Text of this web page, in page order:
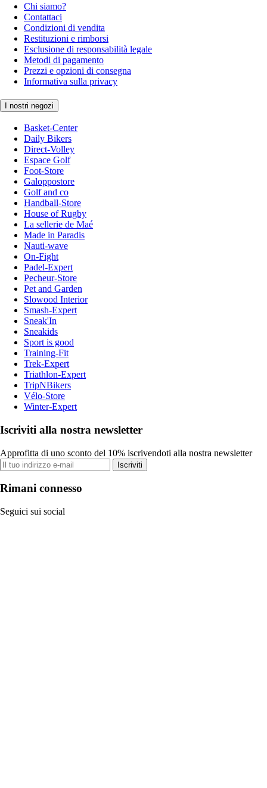
Chi siamo?
Contattaci
Condizioni di vendita
Restituzioni e rimborsi
Esclusione di responsabilità legale
Metodi di pagamento
Prezzi e opzioni di consegna
Informativa sulla privacy
I nostri negozi
Basket-Center
Daily Bikers
Direct-Volley
Espace Golf
Foot-Store
Galoppostore
Golf and co
Handball-Store
House of Rugby
La sellerie de Maé
Made in Paradis
Nauti-wave
On-Fight
Padel-Expert
Pecheur-Store
Pet and Garden
Slowood Interior
Smash-Expert
Sneak'In
Sneakids
Sport is good
Training-Fit
Trek-Expert
Triathlon-Expert
TripNBikers
Vélo-Store
Winter-Expert
Iscriviti alla nostra newsletter
Approfitta di uno sconto del 10% iscrivendoti alla nostra newsletter
Iscriviti
Rimani connesso
Seguici sui social